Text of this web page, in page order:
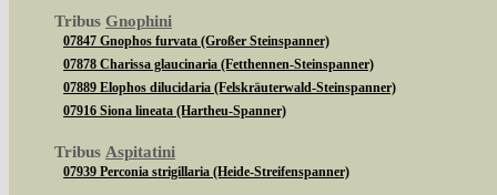
Tribus Gnophini
07847 Gnophos furvata (Großer Steinspanner)
07878 Charissa glaucinaria (Fetthennen-Steinspanner)
07889 Elophos dilucidaria (Felskräuterwald-Steinspanner)
07916 Siona lineata (Hartheu-Spanner)
Tribus Aspitatini
07939 Perconia strigillaria (Heide-Streifenspanner)